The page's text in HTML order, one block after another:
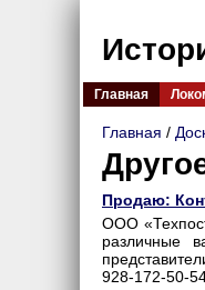
Главная
Главная /
Продаю:
ООО
различные
928-172-50-